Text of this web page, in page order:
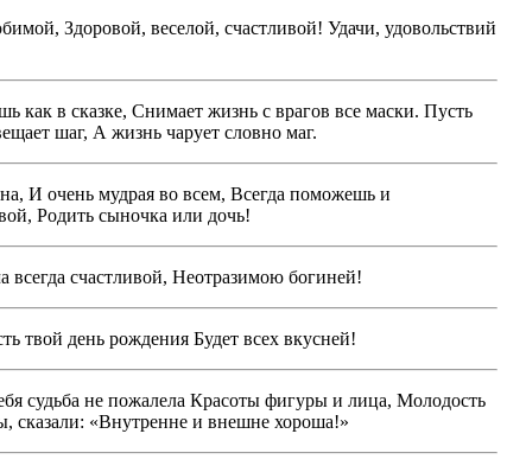
Здоровой, веселой, счастливой! Удачи, удовольствий
в сказке, Снимает жизнь с врагов все маски. Пусть
шаг, А жизнь чарует словно маг.
И очень мудрая во всем, Всегда поможешь и
Родить сыночка или дочь!
счастливой, Неотразимою богиней!
твой день рождения Будет всех вкусней!
судьба не пожалела Красоты фигуры и лица, Молодость
сказали: «Внутренне и внешне хороша!»